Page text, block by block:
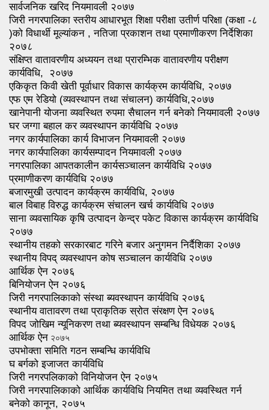
सार्वजनिक खरिद नियमावली २०७७
जिरी नगरपालिका स्तरीय आधारभूत शिक्षा परीक्षा उतीर्ण परिक्षा (कक्षा -८
)को विधार्थी मूल्यांकन , नतिजा प्रकाशन तथा प्रमाणीकरण निर्देशिका
२०७८
संक्षिप्त वातावरणीय अध्ययन तथा प्रारम्भिक वातावरणीय परीक्षण
कार्यविधि, २०७७
एकिकृत किवी खेती पूर्वाधार विकास कार्यक्रम कार्यविधि, २०७७
एफ एम रेडियो (व्यवस्थापन तथा संचालन) कार्यविधि,२०७७
खानेपानी योजना व्यवस्थित रुपमा सैचालन गर्न बनेको नियमावली २०७७
घर जग्गा बहाल कर व्यवस्थापन कार्यविधि २०७७
नगर कार्यपालिका कार्य विभाजन नियमावली २०७७
नगर कार्यपालिका कार्यसम्पादन नियमावली २०७७
नगरपालिका आपतकालीन कार्यसञ्चालन कार्यविधि २०७७
प्रमाणीकरण कार्यविधि २०७७
बजारमुखी उत्पादन कार्यक्रम कार्यविधि, २०७७
बाल विबाह विरुद्ध कार्यक्रम संचालन खर्च कार्यविधि २०७७
साना व्यवसायिक कृषि उत्पादन केन्द्र पकेट विकास कार्यक्रम कार्यविधि
२०७७
स्थानीय तहको सरकारबाट गरिने बजार अनुगमन निर्दैशिका २०७७
स्थानीय विपद् व्यवस्थापन कोष सञ्चालन कार्यविधि २०७७
आर्थिक ऐन २०७६
बिनियोजन ऐन २०७६
जिरी नगरपालिकाको संस्था ब्यवस्थापन कार्यविधि २०७६
स्थानीय वातावरण तथा प्राकृतिक स्रोत संरक्षण ऐन २०७६
विपद जोखिम न्यूनिकरण तथा ब्यवस्थापन सम्बन्धि विधेयक २०७६
आर्थिक ऐन २०७५
उपभोक्ता समिति गठन सम्बन्धि कार्यविधि
घ बर्गको इजाजत कार्यविधि
जिरी नगरपलिकाको विनियोजन ऐन २०७५
जिरी नगरपालिकाको आर्थिक कार्यविधि नियमित तथा व्यवस्थित गर्न
बनेको कानून, २०७५